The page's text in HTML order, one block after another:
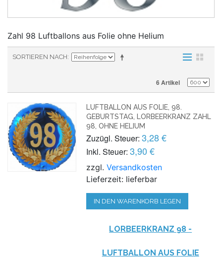
Zahl 98 Luftballons aus Folie ohne Helium
SORTIEREN NACH
6 Artikel
LUFTBALLON AUS FOLIE, 98.
GEBURTSTAG, LORBEERKRANZ ZAHL
98, OHNE HELIUM
Zuzügl. Steuer: 3,28 €
Inkl. Steuer: 3,90 €
zzgl.Versandkosten
Lieferzeit: lieferbar
IN DEN WARENKORB LEGEN
LORBEERKRANZ 98 -
LUFTBALLON AUS FOLIE